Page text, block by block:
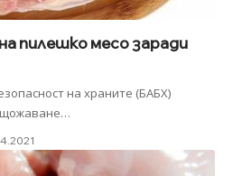
пилешко месо заради
на храните (БАБХ)
…